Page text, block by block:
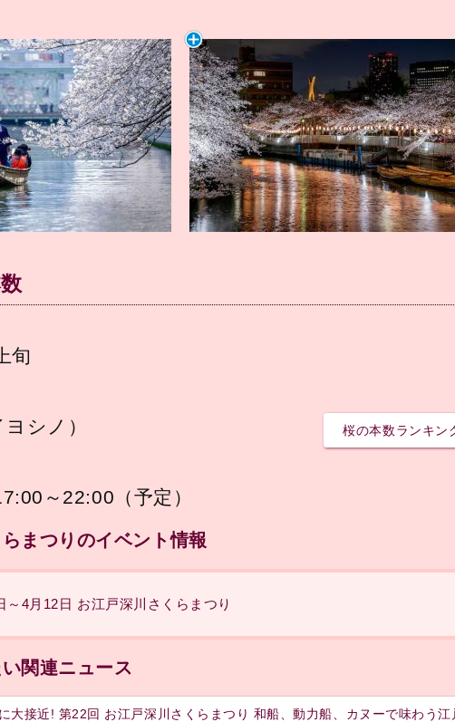
旬
シノ） 桜の本数ランキン
～22:00（予定）
まつりのイベント情報
～4月12日 お江戸深川さくらまつり
関連ニュース
大接近! 第22回 お江戸深川さくらまつり 和船、動力船、カヌーで味わう江